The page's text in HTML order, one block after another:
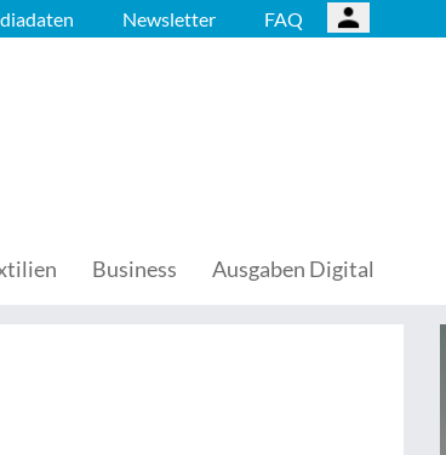
Newsletter FAQ
Business Ausgaben Digital